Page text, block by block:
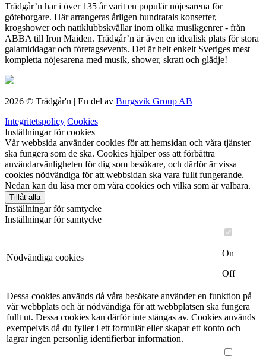
Trädgår’n har i över 135 år varit en populär nöjesarena för
göteborgare. Här arrangeras årligen hundratals konserter,
krogshower och nattklubbskvällar inom olika musikgenrer - från
ABBA till Iron Maiden. Trädgår’n är även en idealisk plats för stora
galamiddagar och företagsevents. Det är helt enkelt Sveriges mest
kompletta nöjesarena med musik, shower, skratt och glädje!
2026 © Trädgår'n | En del av Burgsvik Group AB
Integritetspolicy Cookies
Inställningar för cookies
Vår webbsida använder cookies för att hemsidan och våra tjänster
ska fungera som de ska. Cookies hjälper oss att förbättra
användarvänligheten för dig som besökare, och därför är vissa
cookies nödvändiga för att webbsidan ska vara fullt fungerande.
Nedan kan du läsa mer om våra cookies och vilka som är valbara.
Tillåt alla
Inställningar för samtycke
Inställningar för samtycke
Nödvändiga cookies
On
Off
Dessa cookies används då våra besökare använder en funktion på
vår webbplats och är nödvändiga för att webbplatsen ska fungera
fullt ut. Dessa cookies kan därför inte stängas av. Cookies används
exempelvis då du fyller i ett formulär eller skapar ett konto och
lagrar ingen personlig identifierbar information.